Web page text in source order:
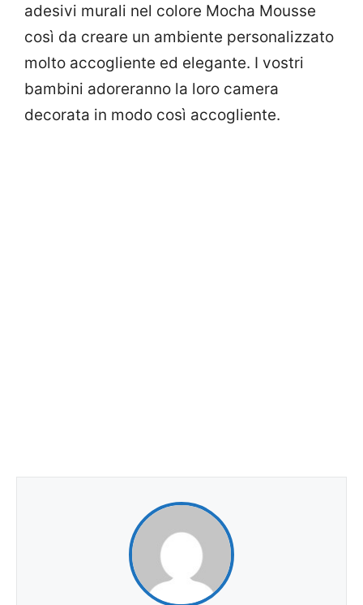
adesivi murali nel colore Mocha Mousse
così da creare un ambiente personalizzato
molto accogliente ed elegante. I vostri
bambini adoreranno la loro camera
decorata in modo così accogliente.